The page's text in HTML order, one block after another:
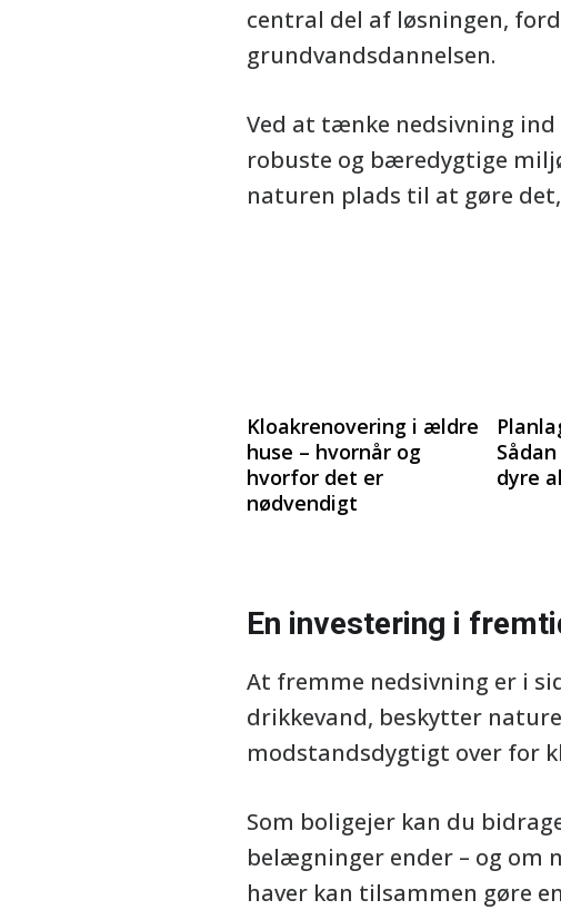
central del af løsningen,
grundvandsdannelsen.
Ved at tænke nedsivning
robuste og bæredygtige
naturen plads til at gøre
Kloakrenovering i ældre
huse – hvornår og
hvorfor det er
nødvendigt
dyre
En investering i
At fremme nedsivning er i
drikkevand, beskytter
modstandsdygtigt over for
Som boligejer kan du
belægninger ender – og om
haver kan tilsammen gøre